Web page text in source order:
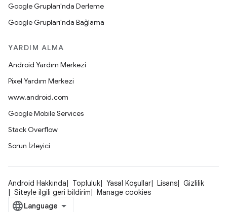
Google Grupları'nda Derleme
Google Grupları'nda Bağlama
YARDIM ALMA
Android Yardım Merkezi
Pixel Yardım Merkezi
www.android.com
Google Mobile Services
Stack Overflow
Sorun İzleyici
Android Hakkında Topluluk Yasal Koşullar Lisans
Gizlilik
Siteyle ilgili geri bildirim
Manage cookies